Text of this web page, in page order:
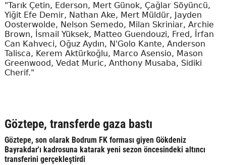
"Tarık Çetin, Ederson, Mert Günok, Çağlar Söyüncü,
Yiğit Efe Demir, Nathan Ake, Mert Müldür, Jayden
Oosterwolde, Nelson Semedo, Milan Skriniar, Archie
Brown, İsmail Yüksek, Matteo Guendouzi, Fred, İrfan
Can Kahveci, Oğuz Aydın, N'Golo Kante, Anderson
Talisca, Kerem Aktürkoğlu, Marco Asensio, Mason
Greenwood, Vedat Muric, Anthony Musaba, Sidiki
Cherif."
Göztepe, transferde gaza bastı
Göztepe, son olarak Bodrum FK forması giyen Gökdeniz
Bayrakdar'ı kadrosuna katarak yeni sezon öncesindeki altıncı
transferini gerçekleştirdi